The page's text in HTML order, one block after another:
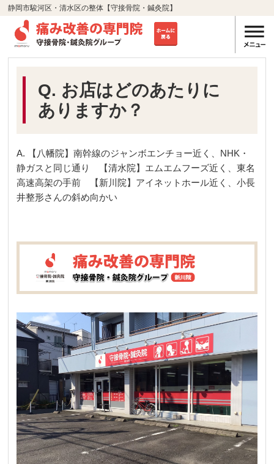
静岡市駿河区・清水区の整体【守接骨院・鍼灸院】
Q. お店はどのあたりに
ありますか？
A. 【八幡院】南幹線のジャンボエンチョー近く、NHK・
静ガスと同じ通り 【清水院】エムエムフーズ近く、東名
高速高架の手前 【新川院】アイネットホール近く、小長
井整形さんの斜め向かい